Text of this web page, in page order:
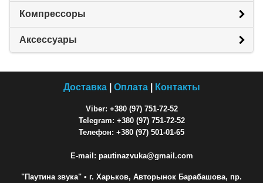
Компрессоры
Аксессуары
Доставка| Оплата| Контакты
Viber: +380 (97) 751-72-52
Telegram: +380 (97) 751-72-52
Телефон: +380 (97) 501-01-65
E-mail: pautinazvuka@gmail.com
"Паутина звука" • г. Харьков, Авторынок Барабашова, пр.